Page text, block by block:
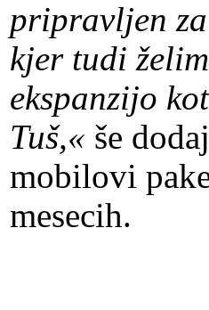
pripravljen
kjer tudi
ekspanzijo
Tuš,« še
mobilovi
mesecih.